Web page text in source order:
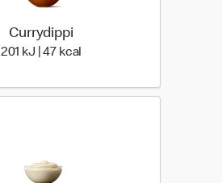
Currydippi
201 kJ | 47 kcal